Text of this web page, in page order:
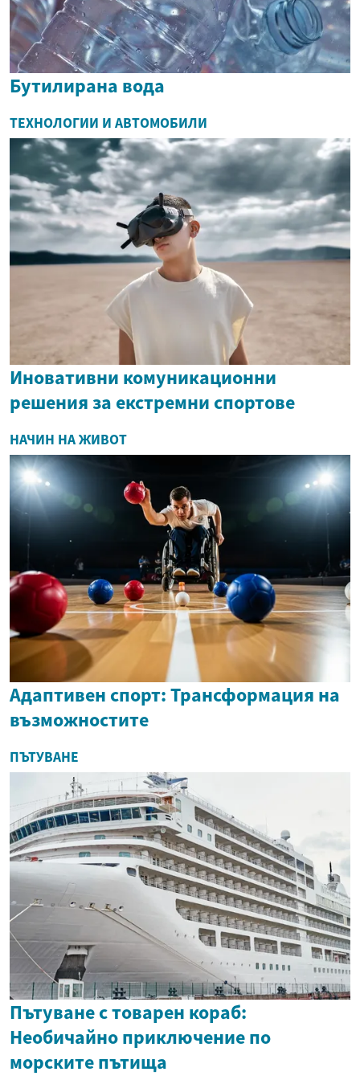
Бутилирана вода
ТЕХНОЛОГИИ И АВТОМОБИЛИ
Иновативни комуникационни
решения за екстремни спортове
НАЧИН НА ЖИВОТ
Адаптивен спорт: Трансформация на
възможностите
ПЪТУВАНЕ
Пътуване с товарен кораб:
Необичайно приключение по
морските пътища